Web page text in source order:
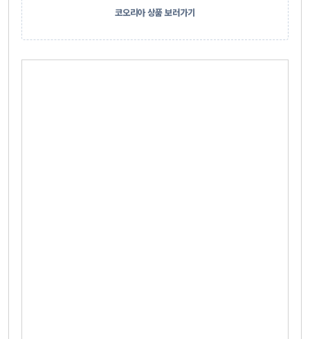
코오리아 상품 보러가기